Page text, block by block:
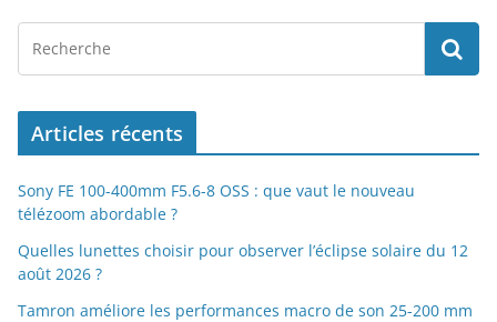
Articles récents
Sony FE 100-400mm F5.6-8 OSS : que vaut le nouveau
télézoom abordable ?
Quelles lunettes choisir pour observer l’éclipse solaire du 12
août 2026 ?
Tamron améliore les performances macro de son 25-200 mm